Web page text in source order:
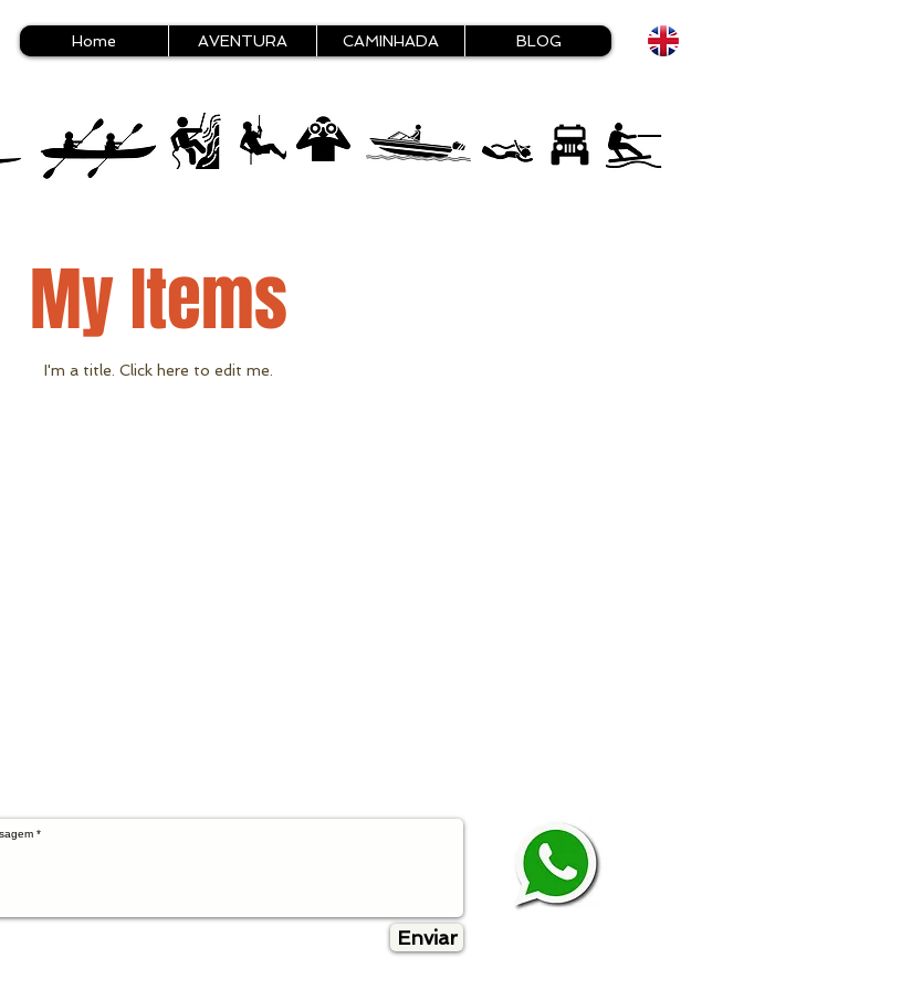
Home AVENTURA CAMINHADA BLOG
My Items
I'm a title. ​Click here to edit me.
Enviar